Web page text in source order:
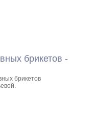
брикетов -
брикетов